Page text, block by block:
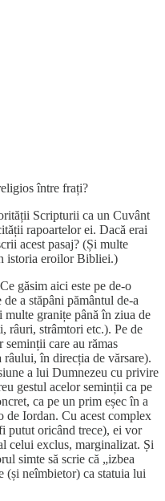
între frați?
Scripturii ca un Cuvânt
rapoartelor ei. Dacă erai
acest pasaj? (Și multe
istoria eroilor Bibliei.)
găsim aici este pe de-o
a stăpâni pământul de-a
multe granițe până în ziua de
râuri, strâmtori etc.). Pe de
seminții care au rămas
râului, în direcția de vărsare).
a lui Dumnezeu cu privire
gestul acelor seminții ca pe
ca pe un prim eșec în a
de Iordan. Cu acest complex
putut oricând trece), ei vor
celui exclus, marginalizat. Și
simte să scrie că „izbea
(și neîmbietor) ca statuia lui